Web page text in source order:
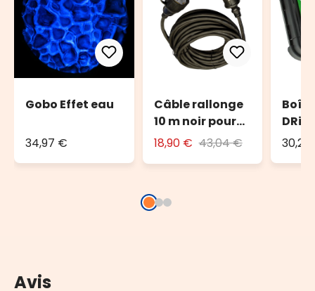
Gobo Effet eau
34,97 €
Câble rallonge
10 m noir pour
l'extérieur
18,90 € 43,04 €
150 x
Avis